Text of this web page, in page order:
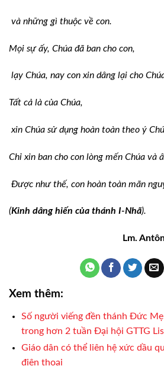
và những gì thuộc về con.
Mọi sự ấy, Chúa đã ban cho con,
lạy Chúa, nay con xin dâng lại cho
Tất cả là của Chúa,
xin Chúa sử dụng hoàn toàn theo ý
Chỉ xin ban cho con lòng mến Chúa và
Ðược như thế, con hoàn toàn mãn
(Kinh dâng hiến của thánh I-Nhã).
Lm.
Xem thêm:
Số người viếng đền thánh Đức
trong hơn 2 tuần Đại hội GTTG
Giáo dân có thể liên hệ xức dầu
điện thoại